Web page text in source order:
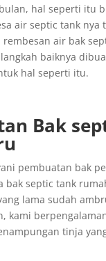
hal seperti itu
air septic tank nya
air bak
baiknya
hal seperti itu.
Bak
pembuatan bak
bak septic tank
lama sudah
kami
tinja